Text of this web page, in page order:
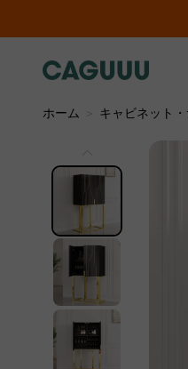
ホーム キャビネット